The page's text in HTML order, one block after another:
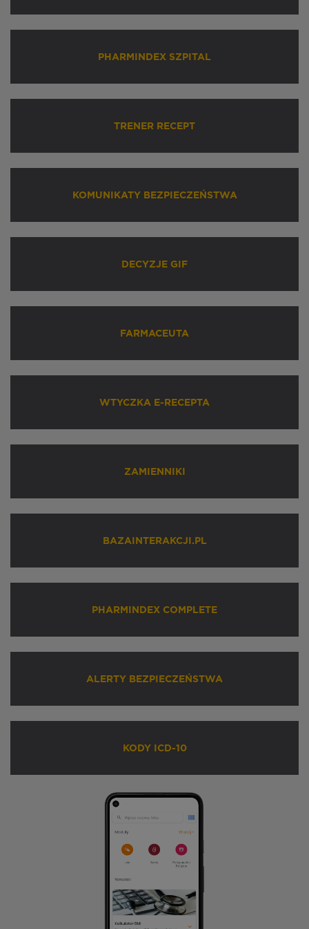
PHARMINDEX SZPITAL
TRENER RECEPT
KOMUNIKATY BEZPIECZEŃSTWA
DECYZJE GIF
FARMACEUTA
WTYCZKA E-RECEPTA
ZAMIENNIKI
BAZAINTERAKCJI.PL
PHARMINDEX COMPLETE
ALERTY BEZPIECZEŃSTWA
KODY ICD-10